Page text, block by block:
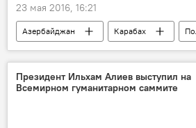
23 мая 2016, 16:21
Азербайджан Карабах
Новости
Эскалация Карабахского конфликта
Президент Ильхам Алиев выступил на
Всемирном гуманитарном саммите